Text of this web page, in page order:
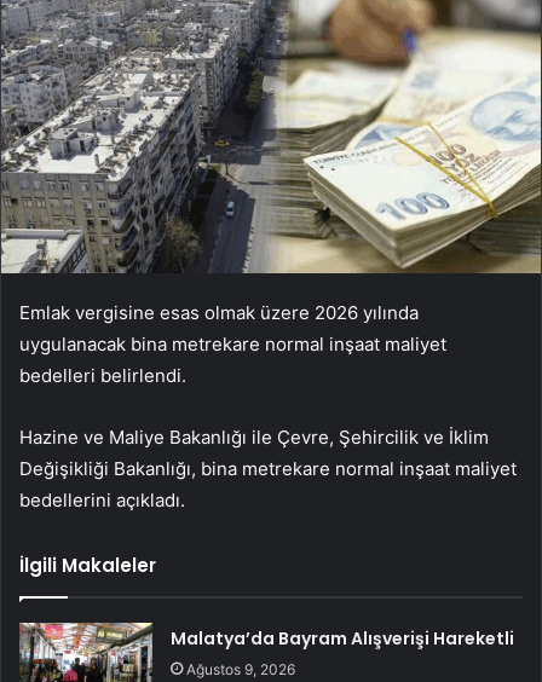
Emlak vergisine esas olmak üzere 2026 yılında
uygulanacak bina metrekare normal inşaat maliyet
bedelleri belirlendi.
Hazine ve Maliye Bakanlığı ile Çevre, Şehircilik ve İklim
Değişikliği Bakanlığı, bina metrekare normal inşaat maliyet
bedellerini açıkladı.
İlgili Makaleler
Malatya’da Bayram Alışverişi Hareketli
Ağustos 9, 2026